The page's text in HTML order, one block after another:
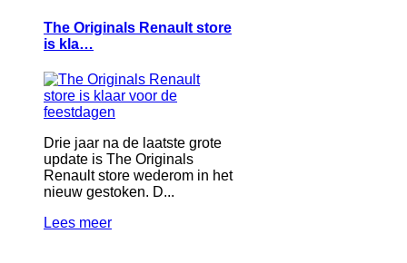
The Originals Renault store
is kla…
Drie jaar na de laatste grote
update is The Originals
Renault store wederom in het
nieuw gestoken. D...
Lees meer